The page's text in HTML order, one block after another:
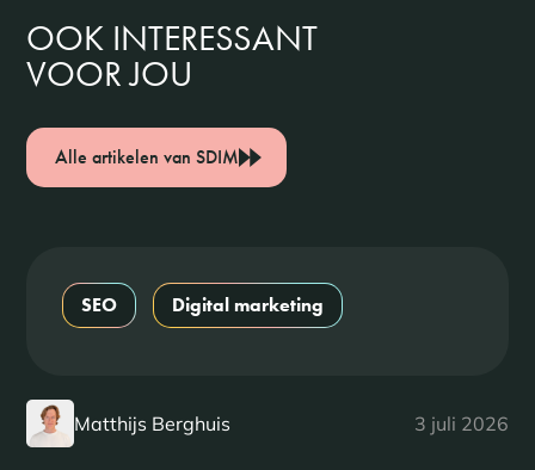
OOK INTERESSANT
VOOR JOU
Alle artikelen van SDIM
SEO Digital marketing
Matthijs Berghuis 3 juli 2026